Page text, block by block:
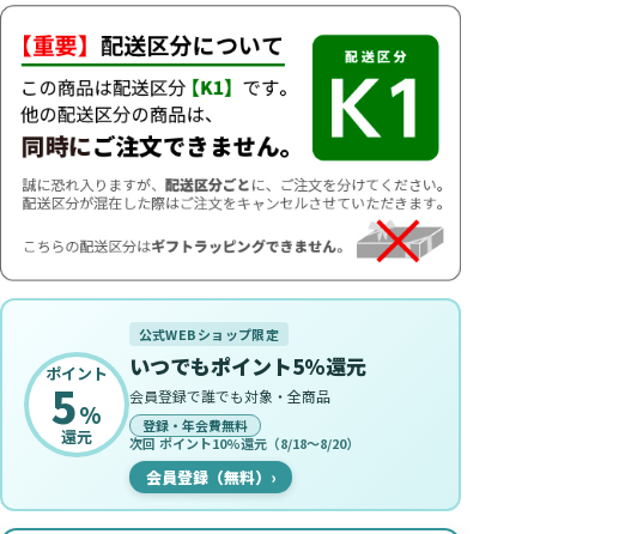
ポイント
5%
還元
公式WEBショップ限定
いつでもポイント5%還元
会員登録で誰でも対象・全商品
登録・年会費無料
次回 ポイント10%還元（8/18〜8/20）
会員登録（無料） ›